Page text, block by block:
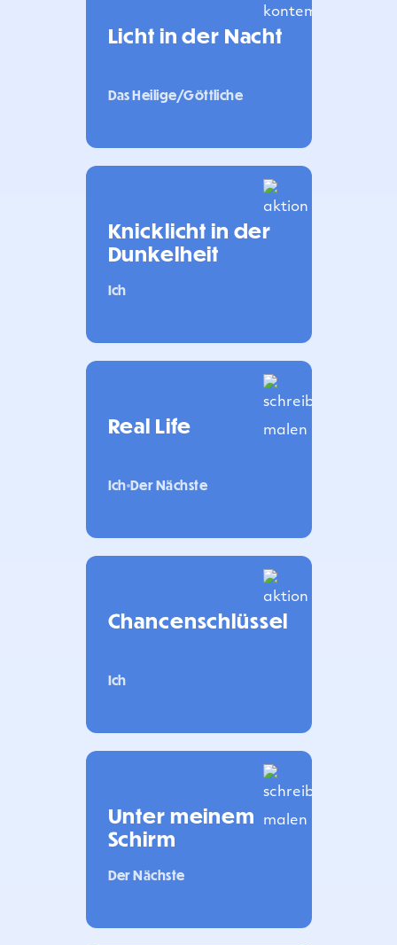
Licht in der Nacht
Das Heilige/Göttliche
Knicklicht in der
Dunkelheit
Ich
Real Life
Ich Der Nächste
Chancenschlüssel
Ich
Unter meinem
Schirm
Der Nächste